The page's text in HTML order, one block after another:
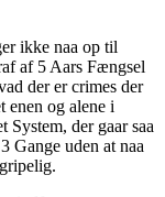
ikke naa op til
af 5 Aars Fængsel
der er crimes der
enen og alene i
System, der gaar saa
Gange uden at naa